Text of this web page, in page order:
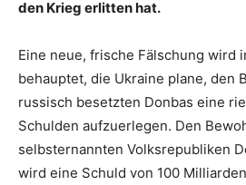
den Krieg erlitten hat.
Eine neue, frische Fälschung wird
behauptet, die Ukraine plane, den
russisch besetzten Donbas eine
Schulden aufzuerlegen. Den
selbsternannten Volksrepubliken
wird eine Schuld von 100